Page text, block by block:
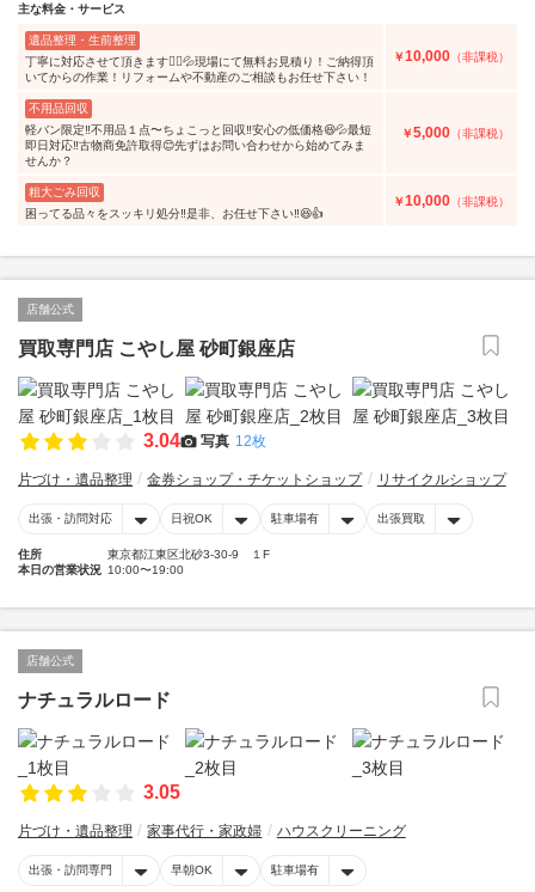
主な料金・サービス
遺品整理・生前整理
丁寧に対応させて頂きます🙇‍♀️💦現場にて無料お見積り！ご納得頂
いてからの作業！リフォームや不動産のご相談もお任せ下さい！
￥10,000 （非課税）
不用品回収
軽バン限定‼️不用品１点〜ちょこっと回収‼️安心の低価格😆💦最短
即日対応‼️古物商免許取得😊先ずはお問い合わせから始めてみま
せんか？
￥5,000 （非課税）
粗大ごみ回収
困ってる品々をスッキリ処分‼️是非、お任せ下さい‼️😆👍
￥10,000 （非課税）
店舗公式
買取専門店 こやし屋 砂町銀座店
3.04 写真 12枚
片づけ・遺品整理 金券ショップ・チケットショップ リサイクルショップ
出張・訪問対応 日祝OK 駐車場有 出張買取
住所
東京都江東区北砂3-30-9 １F
本日の営業状況 10:00〜19:00
店舗公式
ナチュラルロード
3.05
片づけ・遺品整理 家事代行・家政婦 ハウスクリーニング
出張・訪問専門 早朝OK 駐車場有